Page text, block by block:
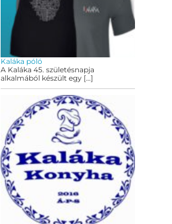
Kaláka póló
A Kaláka 45. születésnapja
alkalmából készült egy […]